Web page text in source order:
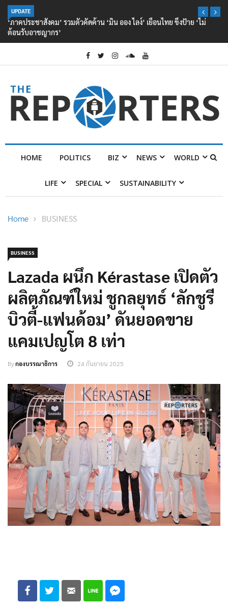
UPDATE
‘ภาคประชาสังคม’ รวมตัวคัดค้าน ‘มิน ออง ไลง์’ เยือนไทย ขึงป้าย ‘ไม่
ต้อนรับอาชญากร’
HOME POLITICS BIZ NEWS WORLD
LIFE SPECIAL SUSTAINABILITY
Home BUSINESS
BUSINESS
Lazada ผนึก Kérastase เปิดตัว
ผลิตภัณฑ์ใหม่ ชูกลยุทธ์ ‘ลักชูรี
บิวตี้-แฟนด้อม’ ดันยอดขาย
แคมเปญโต 8 เท่า
Byกองบรรณาธิการ 24 กันยายน 2025